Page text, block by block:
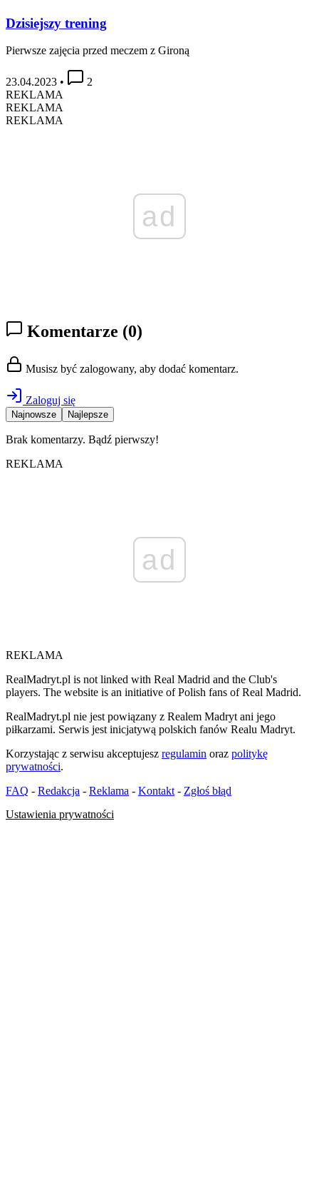
Dzisiejszy trening
Pierwsze zajęcia przed meczem z Gironą
23.04.2023 •
2
REKLAMA
REKLAMA
REKLAMA
ad
Komentarze (0)
Musisz być zalogowany, aby dodać komentarz.
Zaloguj się
Najnowsze Najlepsze
Brak komentarzy. Bądź pierwszy!
REKLAMA
ad
REKLAMA
RealMadryt.pl is not linked with Real Madrid and the Club's
players. The website is an initiative of Polish fans of Real Madrid.
RealMadryt.pl nie jest powiązany z Realem Madryt ani jego
piłkarzami. Serwis jest inicjatywą polskich fanów Realu Madryt.
Korzystając z serwisu akceptujesz regulamin oraz politykę
prywatności.
FAQ - Redakcja - Reklama - Kontakt - Zgłoś błąd
Ustawienia prywatności